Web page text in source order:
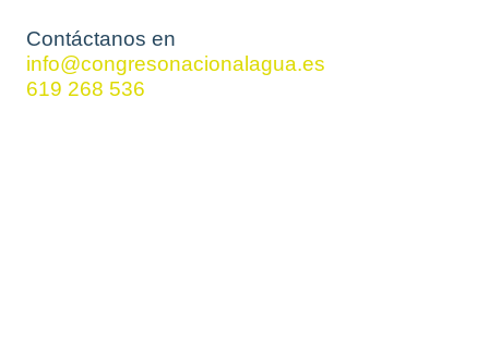
Contáctanos en
info@congresonacionalagua.es
619 268 536